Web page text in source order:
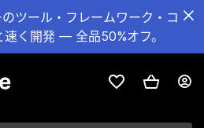
ツール・フレームワーク・コ
速く開発 — 全品50%オフ。